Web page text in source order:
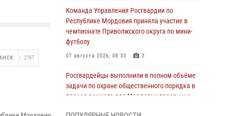
2787
Команда Управления Росгвардии по
Республике Мордовия приняла участие в
чемпионате Приволжского округа по мини-
футболу
07 августа 2026, 08:33 3
Росгвардейцы выполнили в полном объёме
задачи по охране общественного порядка в
период важного для Мордовии праздника